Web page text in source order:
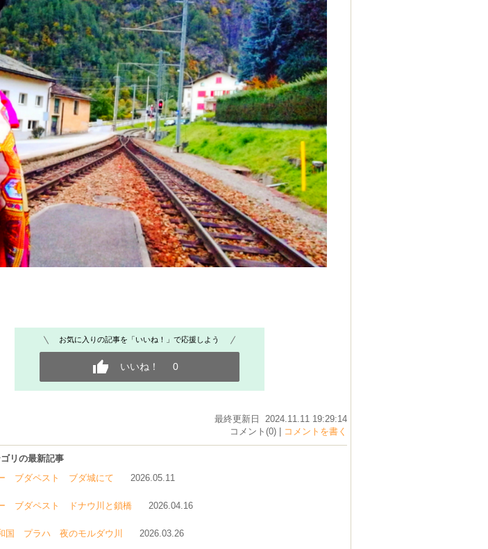
お気に入りの記事を「いいね！」で応援しよう
いいね！ 0
最終更新日 2024.11.11 19:29:14
コメント(0) |
コメントを書く
リの最新記事
ブダペスト ブダ城にて
2026.05.11
ブダペスト ドナウ川と鎖橋 2026.04.16
国 プラハ 夜のモルダウ川 2026.03.26